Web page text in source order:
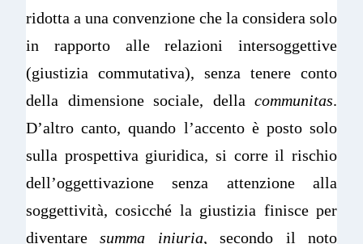
ridotta a una convenzione che la considera solo
in rapporto alle relazioni intersoggettive
(giustizia commutativa), senza tenere conto
della dimensione sociale, della communitas.
D’altro canto, quando l’accento è posto solo
sulla prospettiva giuridica, si corre il rischio
dell’oggettivazione senza attenzione alla
soggettività, cosicché la giustizia finisce per
diventaresumma iniuria, secondo il noto